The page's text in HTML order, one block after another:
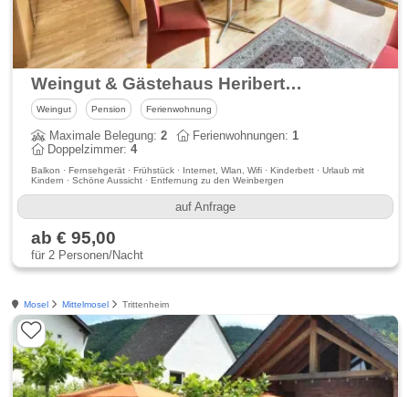
Weingut & Gästehaus Heribert Boch
Weingut Pension Ferienwohnung
Maximale Belegung:2 Ferienwohnungen:1
Doppelzimmer:4
Balkon · Fernsehgerät · Frühstück · Internet, Wlan, Wifi · Kinderbett · Urlaub mit
Kindern · Schöne Aussicht · Entfernung zu den Weinbergen
auf Anfrage
ab € 95,00
für 2 Personen/Nacht
Mosel Mittelmosel Trittenheim